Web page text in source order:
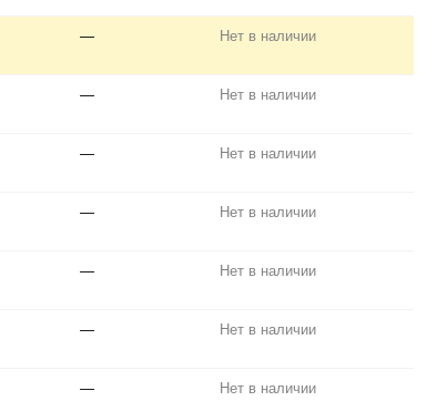
— Нет в наличии
— Нет в наличии
— Нет в наличии
— Нет в наличии
— Нет в наличии
— Нет в наличии
— Нет в наличии